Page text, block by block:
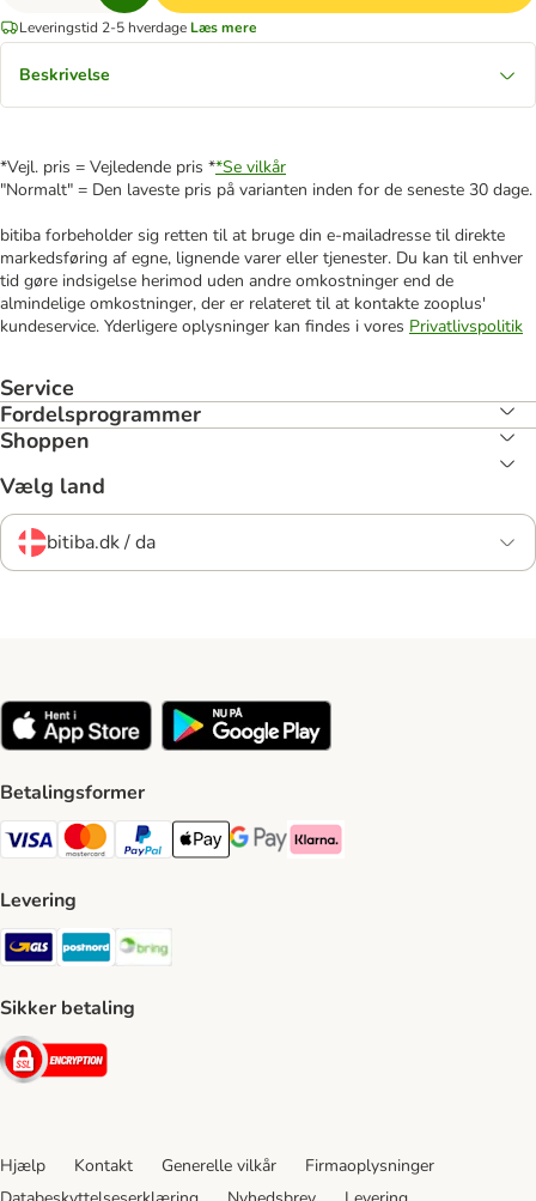
Leveringstid 2-5 hverdage Læs mere
Beskrivelse
*Vejl. pris = Vejledende pris **Se vilkår
"Normalt" = Den laveste pris på varianten inden for de seneste 30 dage.
bitiba forbeholder sig retten til at bruge din e-mailadresse til direkte
markedsføring af egne, lignende varer eller tjenester. Du kan til enhver
tid gøre indsigelse herimod uden andre omkostninger end de
almindelige omkostninger, der er relateret til at kontakte zooplus'
kundeservice. Yderligere oplysninger kan findes i vores Privatlivspolitik
Service
Fordelsprogrammer
Shoppen
Vælg land
bitiba.dk / da
Betalingsformer
VISA Payment Method
Mastercard Payment Method
Paypal Payment Method
Apple Pay Payment Method
Google Pay Payment Method
Klarna Payment Method
Levering
GLS Shipping Method
Postnord Shipping Method
Sikker betaling
Security
Hjælp Kontakt Generelle vilkår
Firmaoplysninger